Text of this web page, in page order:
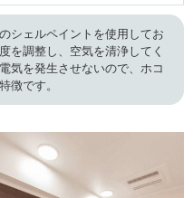
シェルペイントを使用してお
を調整し、空気を清浄してく
気を発生させないので、ホコ
徴です。